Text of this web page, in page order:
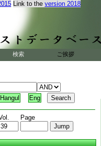
Link to the version 2018
検索 ご挨拶
Hangul Eng
Page